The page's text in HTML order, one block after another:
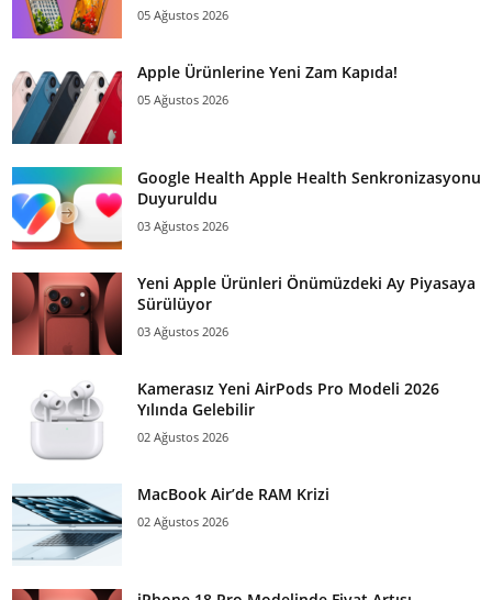
05 Ağustos 2026
Apple Ürünlerine Yeni Zam Kapıda!
05 Ağustos 2026
Google Health Apple Health Senkronizasyonu
Duyuruldu
03 Ağustos 2026
Yeni Apple Ürünleri Önümüzdeki Ay Piyasaya
Sürülüyor
03 Ağustos 2026
Kamerasız Yeni AirPods Pro Modeli 2026
Yılında Gelebilir
02 Ağustos 2026
MacBook Air’de RAM Krizi
02 Ağustos 2026